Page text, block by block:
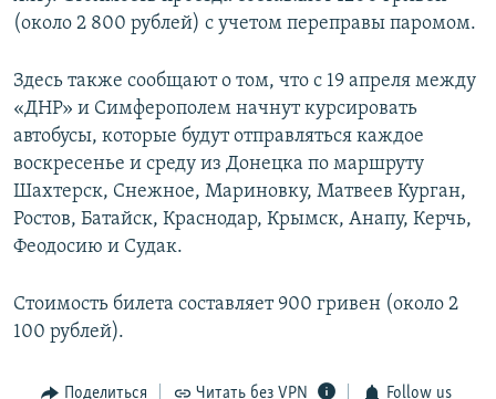
(около 2 800 рублей) с учетом переправы паромом.
Здесь также сообщают о том, что с 19 апреля между
«ДНР» и Симферополем начнут курсировать
автобусы, которые будут отправляться каждое
воскресенье и среду из Донецка по маршруту
Шахтерск, Снежное, Мариновку, Матвеев Курган,
Ростов, Батайск, Краснодар, Крымск, Анапу, Керчь,
Феодосию и Судак.
Стоимость билета составляет 900 гривен (около 2
100 рублей).
Поделиться Читать без VPN Follow us